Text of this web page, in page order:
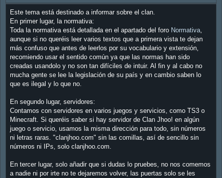
s
a
e
Este tema está destinado a informar sobre el clan.
En primer lugar, la normativa:
Toda la normativa está detallada en el apartado del foro Normativa,
aunque si no queréis leer varios textos que a primera vista te dejan
más confuso que antes de leerlos por su vocabulario y extensión,
recomiendo usar el sentido común ya que las normas han sido
creadas usandolo y no son tan difíciles de intuir. Al fin y al cabo no
mucha gente se lee la legislación de su país y en cambio saben lo
que es ilegal y lo que no.
En segundo lugar, servidores:
Contamos con servidores en varios juegos y servicios, como TS3 o
Minecraft. Si queréis saber si hay servidor de Clan Jhoo! en algún
juego o servicio, usamos la misma dirección para todo, sin números
ni letras raras. "clanjhoo.com" sin las comillas, así de sencillo sin
números ni IPs, solo clanjhoo.com.
En tercer lugar, solo añadir que si dudas lo pruebes, no nos comemos
a nadie ni por irte no te dejaremos volver, las puertas solo se les